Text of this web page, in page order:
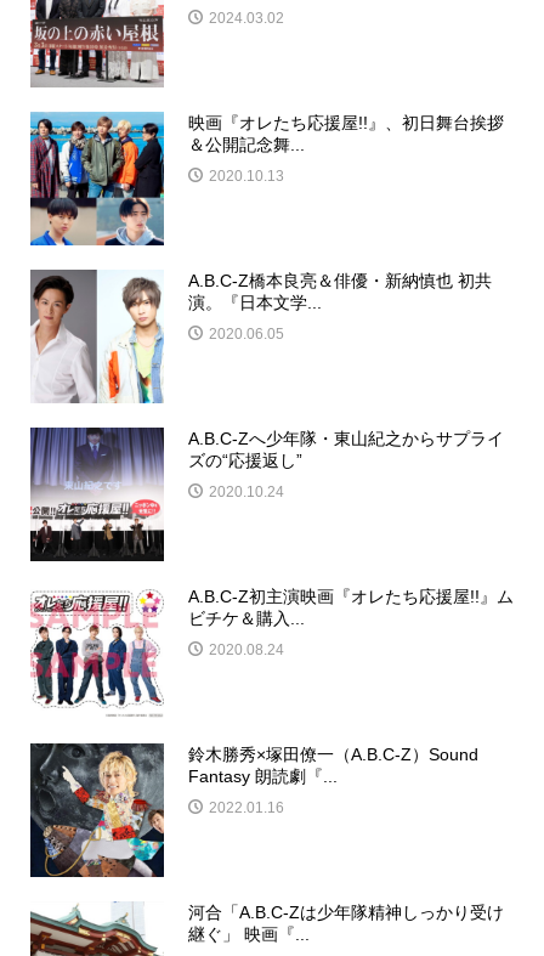
2024.03.02
映画『オレたち応援屋!!』、初日舞台挨拶
＆公開記念舞...
2020.10.13
A.B.C-Z橋本良亮＆俳優・新納慎也 初共
演。『日本文学...
2020.06.05
A.B.C-Zへ少年隊・東山紀之からサプライ
ズの“応援返し”
2020.10.24
A.B.C-Z初主演映画『オレたち応援屋!!』ム
ビチケ＆購入...
2020.08.24
鈴木勝秀×塚田僚一（A.B.C-Z）Sound
Fantasy 朗読劇『...
2022.01.16
河合「A.B.C-Zは少年隊精神しっかり受け
継ぐ」 映画『...